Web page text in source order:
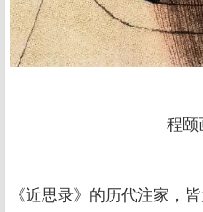
程颐
《近思录》的历代注家，